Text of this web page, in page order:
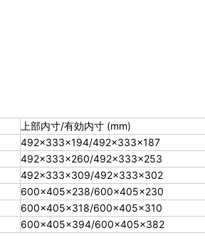
上部内寸/有効内寸 (mm)
492×333×194/492×333×187
492×333×260/492×333×253
492×333×309/492×333×302
600×405×238/600×405×230
600×405×318/600×405×310
600×405×394/600×405×382